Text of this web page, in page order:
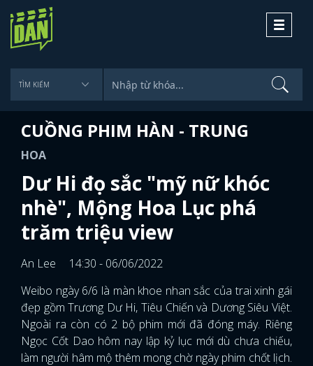
Toggle
CUỒNG PHIM HÀN - TRUNG
HOA
Dư Hi đọ sắc "mỹ nữ khóc
nhè", Mộng Hoa Lục phá
trăm triệu view
An Lee
14:30 - 06/06/2022
Weibo ngày 6/6 là màn khoe nhan sắc của trai xinh gái
đẹp gồm Trương Dư Hi, Tiêu Chiến và Dương Siêu Việt.
Ngoài ra còn có 2 bộ phim mới đã đóng máy. Riêng
Ngọc Cốt Dao hôm nay lập kỷ lục mới dù chưa chiếu,
làm người hâm mộ thêm mong chờ ngày phim chốt lịch.